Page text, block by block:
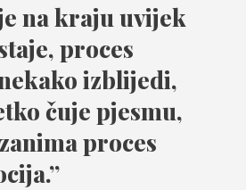
na kraju uvijek
proces
izblijedi,
čuje pjesmu,
proces